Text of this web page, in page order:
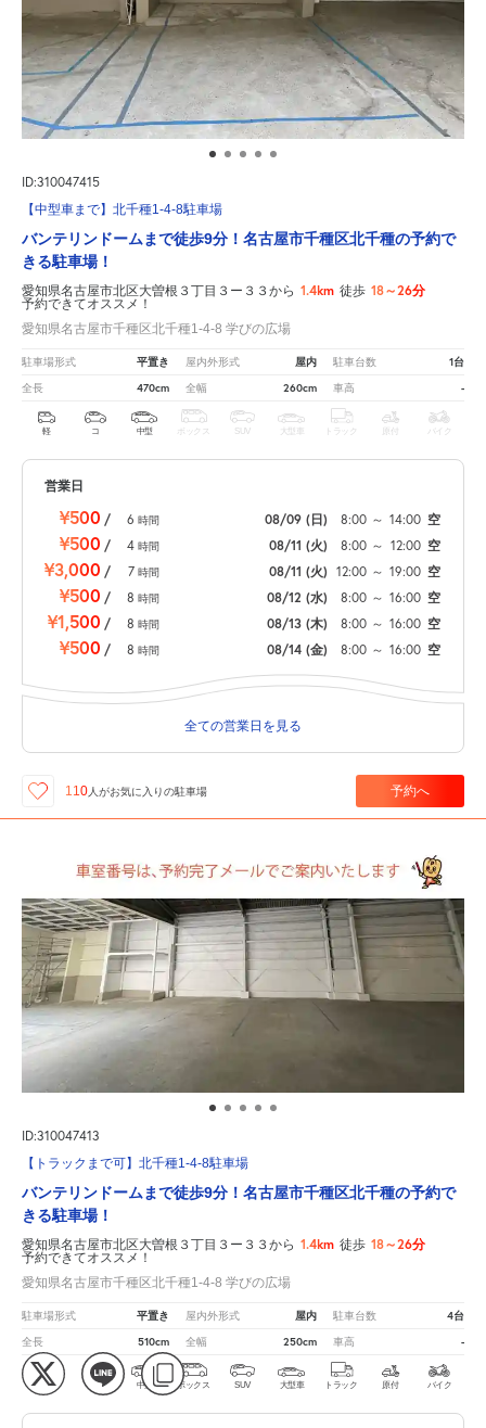
ID:310047415
【中型車まで】北千種1-4-8駐車場
バンテリンドームまで徒歩9分！名古屋市千種区北千種の予約で
きる駐車場！
愛知県名古屋市北区大曽根３丁目３ー３３から 1.4km 徒歩 18～26分
予約できてオススメ！
愛知県名古屋市千種区北千種1-4-8 学びの広場
駐車場形式 平置き 屋内外形式 屋内 駐車台数 1台
全長 470cm 全幅 260cm 車高 -
軽 コ 中型 ボックス SUV 大型車 トラック 原付 バイク
営業日
¥500 / 6 時間 08/09 (日) 8:00 ～ 14:00 空
¥500 / 4 時間 08/11 (火) 8:00 ～ 12:00 空
¥3,000 / 7 時間 08/11 (火) 12:00 ～ 19:00 空
¥500 / 8 時間 08/12 (水) 8:00 ～ 16:00 空
¥1,500 / 8 時間 08/13 (木) 8:00 ～ 16:00 空
¥500 / 8 時間 08/14 (金) 8:00 ～ 16:00 空
全ての営業日を見る
110人がお気に入りの駐車場 予約へ
ID:310047413
【トラックまで可】北千種1-4-8駐車場
バンテリンドームまで徒歩9分！名古屋市千種区北千種の予約で
きる駐車場！
愛知県名古屋市北区大曽根３丁目３ー３３から 1.4km 徒歩 18～26分
予約できてオススメ！
愛知県名古屋市千種区北千種1-4-8 学びの広場
駐車場形式 平置き 屋内外形式 屋内 駐車台数 4台
全長 510cm 全幅 250cm 車高 -
軽 コ 中型 ボックス SUV 大型車 トラック 原付 バイク